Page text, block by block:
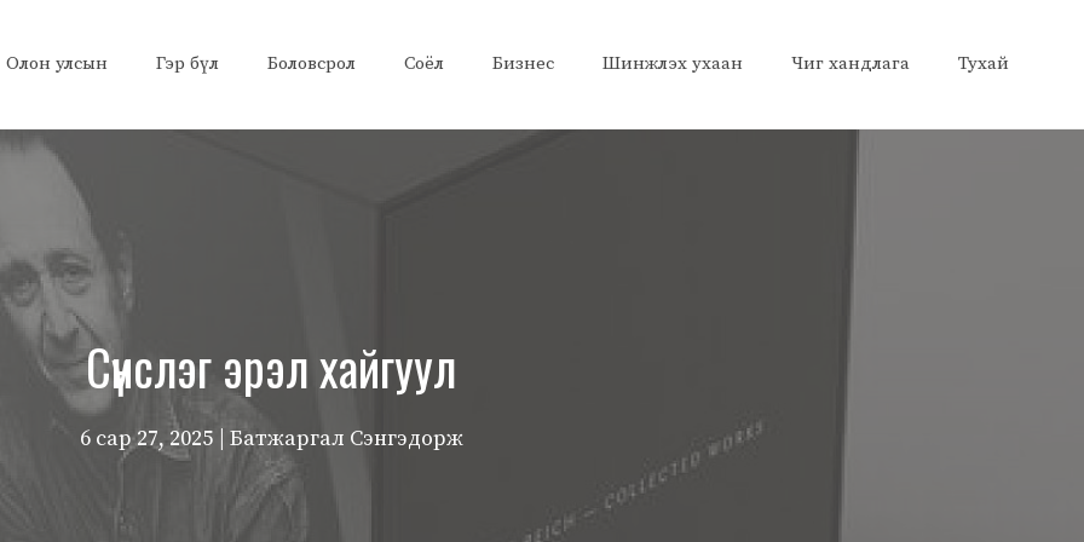
Олон улсын Гэр бүл Боловсрол Соёл Бизнес Шинжлэх ухаан Чиг хандлага Тухай
Сүнслэг эрэл хайгуул
6 сар 27, 2025 | Батжаргал Сэнгэдорж